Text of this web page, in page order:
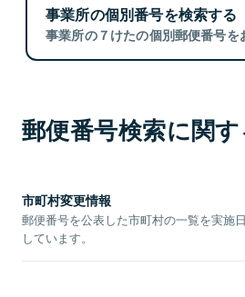
事業所の個別番号を検索する
事業所の７けたの個別郵便番号を
郵便番号検索に関
市町村変更情報
郵便番号を公表した市町村の一覧を実施
しています。